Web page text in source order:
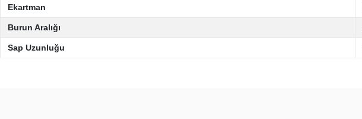
Ekartman
Burun Aralığı
Sap Uzunluğu